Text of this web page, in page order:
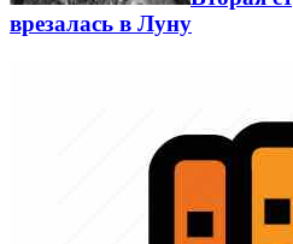
врезалась в Луну